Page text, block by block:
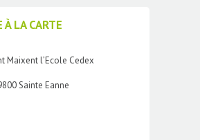
LA CARTE
Maixent l’Ecole Cedex
Sainte Eanne